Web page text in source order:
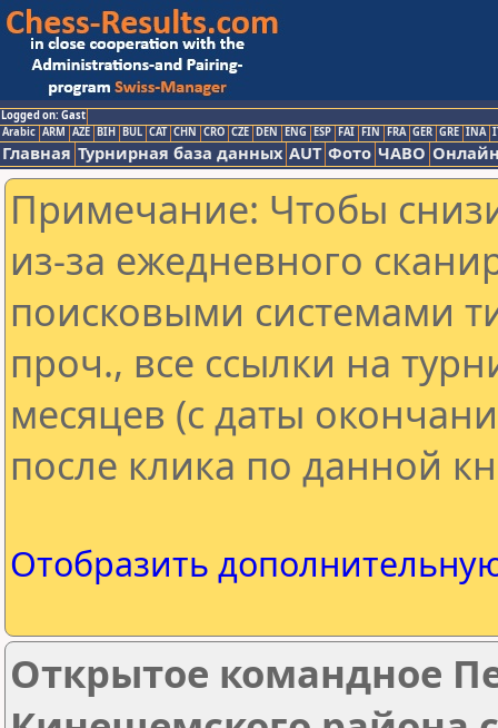
Logged on: Gast
Arabic ARM AZE BIH BUL CAT CHN CRO CZE DEN ENG ESP FAI FIN FRA GER GRE INA
Главная Турнирная база данных AUT Фото ЧАВО
Примечание: Чтобы
из-за ежедневного
поисковыми системами
проч., все ссылки на
месяцев (с даты
после клика по данной
Отобразить
Открытое командное